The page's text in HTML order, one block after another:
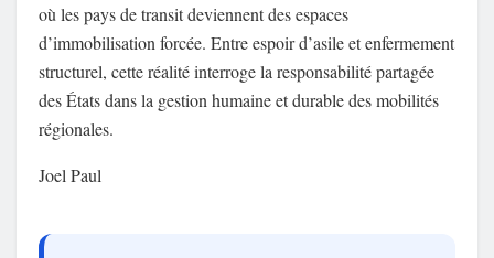
où les pays de transit deviennent des espaces
d’immobilisation forcée. Entre espoir d’asile et enfermement
structurel, cette réalité interroge la responsabilité partagée
des États dans la gestion humaine et durable des mobilités
régionales.
Joel Paul